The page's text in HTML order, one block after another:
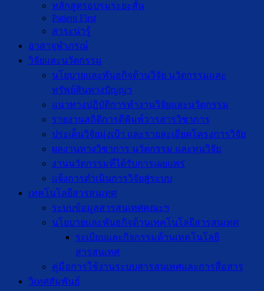
หลักสูตรอบรมระยะสั้น
Patient First
สาระน่ารู้
อาสาจุฬาภรณ์
วิจัยและนวัตกรรม
นโยบายและพันธกิจด้านวิจัย นวัตกรรมและ
ทรัพย์สินทางปัญญา
แนวทางปฏิบัติการทำงานวิจัยและนวัตกรรม
รายงานสถิติการตีพิมพ์วารสารวิชาการ
ประเด็นวิจัยมุ่งเป้า และรายละเอียดโครงการวิจัย
ผลงานทางวิชาการ นวัตกรรม และทุนวิจัย
งานนวัตกรรมที่ได้รับการเผยแพร่
แจ้งการดำเนินการวิจัยสู่ระบบ
เทคโนโลยีสารสนเทศ
ระบบข้อมูลสารสนเทศคณะฯ
นโยบายและพันธกิจด้านเทคโนโลยีสารสนเทศ
ระเบียบและกิจกรรมด้านเทคโนโลยี
สารสนเทศ
คู่มือการใช้งานระบบสารสนเทศและการสื่อสาร
วิเทศสัมพันธ์